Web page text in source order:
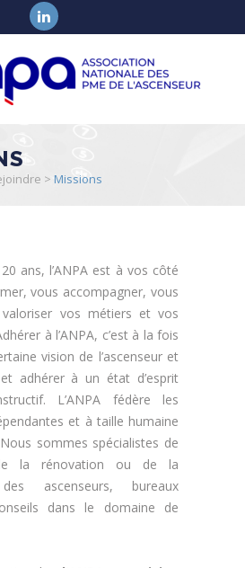
> Missions
ans, l’ANPA est à vos côté
vous accompagner, vous
vos métiers et vos
à l’ANPA, c’est à la fois
vision de l’ascenseur et
et adhérer à un état d’esprit
L’ANPA fédère les
et à taille humaine
Nous sommes spécialistes de
la rénovation ou de la
ascenseurs, bureaux
dans le domaine de